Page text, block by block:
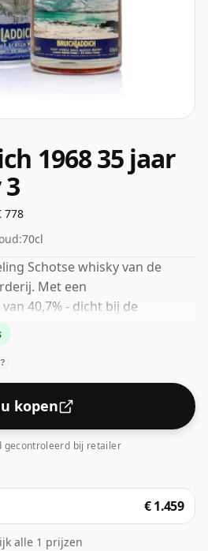
1968 35 jaar
778
70cl
Schotse whisky van de
Met een
40,7% - dicht bij de
kan worden gebotteld - en
als een whisky met een
?
kopen
gecontroleerd bij retailer
€ 1.459
alle 1 prijzen